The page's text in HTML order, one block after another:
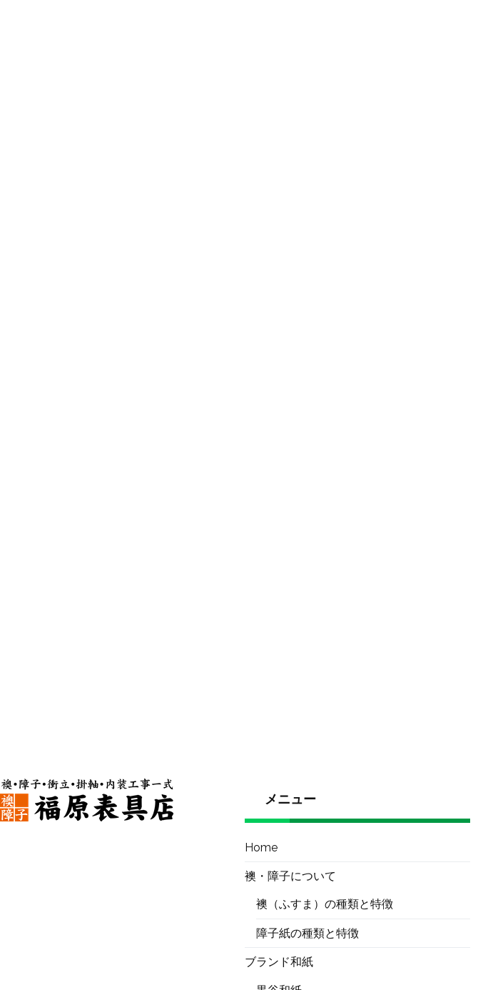
メニュー
Home
襖・障子について
襖（ふすま）の種類と特徴
障子紙の種類と特徴
ブランド和紙